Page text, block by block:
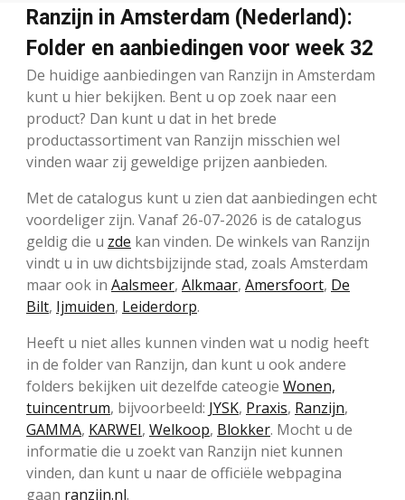
Ranzijn in Amsterdam (Nederland):
Folder en aanbiedingen voor week 32
De huidige aanbiedingen van Ranzijn in Amsterdam
kunt u hier bekijken. Bent u op zoek naar een
product? Dan kunt u dat in het brede
productassortiment van Ranzijn misschien wel
vinden waar zij geweldige prijzen aanbieden.
Met de catalogus kunt u zien dat aanbiedingen echt
voordeliger zijn. Vanaf 26-07-2026 is de catalogus
geldig die u zde kan vinden. De winkels van Ranzijn
vindt u in uw dichtsbijzijnde stad, zoals Amsterdam
maar ook in Aalsmeer, Alkmaar, Amersfoort, De
Bilt, Ijmuiden, Leiderdorp.
Heeft u niet alles kunnen vinden wat u nodig heeft
in de folder van Ranzijn, dan kunt u ook andere
folders bekijken uit dezelfde cateogie Wonen,
tuincentrum, bijvoorbeeld: JYSK, Praxis, Ranzijn,
GAMMA, KARWEI, Welkoop, Blokker. Mocht u de
informatie die u zoekt van Ranzijn niet kunnen
vinden, dan kunt u naar de officiële webpagina
gaan ranzijn.nl.